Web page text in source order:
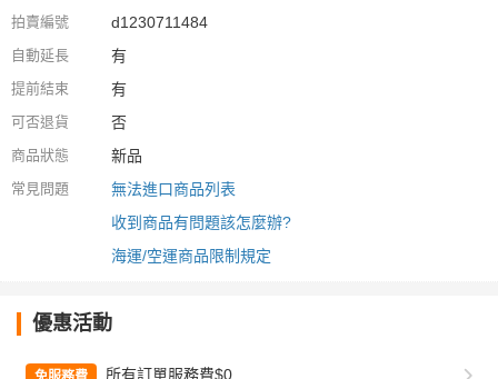
拍賣編號 d1230711484
自動延長 有
提前結束 有
可否退貨 否
商品狀態 新品
常見問題
無法進口商品列表
收到商品有問題該怎麼辦?
海運/空運商品限制規定
優惠活動
所有訂單服務費$0